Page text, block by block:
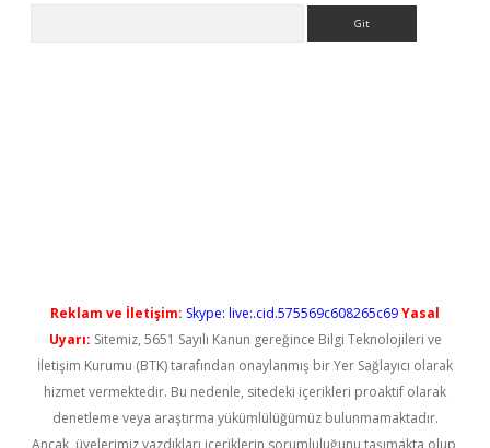
Reklam ve İletişim: Skype: live:.cid.575569c608265c69Yasal
Uyarı: Sitemiz, 5651 Sayılı Kanun gereğince Bilgi Teknolojileri ve
İletişim Kurumu (BTK) tarafından onaylanmış bir Yer Sağlayıcı olarak
hizmet vermektedir. Bu nedenle, sitedeki içerikleri proaktif olarak
denetleme veya araştırma yükümlülüğümüz bulunmamaktadır.
Ancak, üyelerimiz yazdıkları içeriklerin sorumluluğunu taşımakta olup,